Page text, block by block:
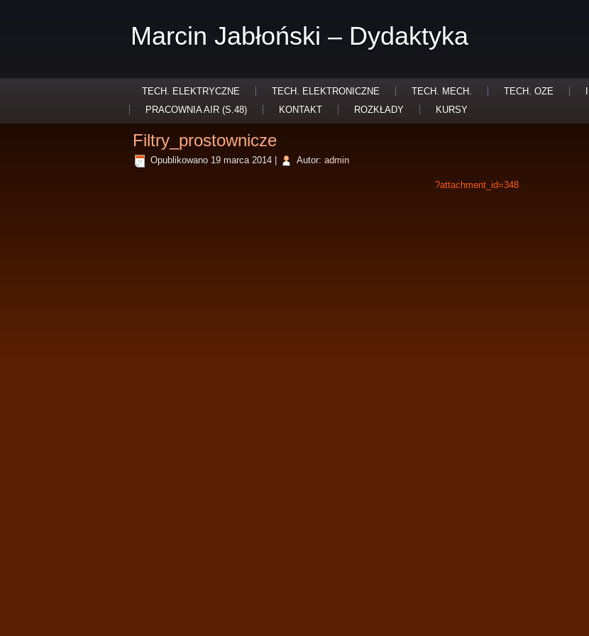
Marcin Jabłoński – Dydaktyka
TECH. ELEKTRYCZNE TECH. ELEKTRONICZNE TECH. MECH. TECH. OZE
PRACOWNIA AIR (S.48)
KONTAKT ROZKŁADY KURSY
Filtry_prostownicze
Opublikowano 19 marca 2014 Autor: admin
?attachment_id=348